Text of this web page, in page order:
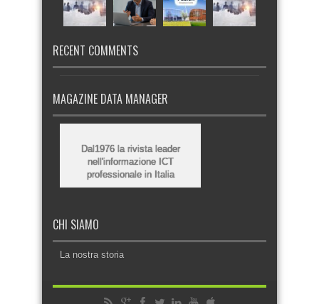
RECENT COMMENTS
MAGAZINE DATA MANAGER
Dal1976 la rivista leader
nell'informazione ICT
professionale in Italia
CHI SIAMO
La nostra storia